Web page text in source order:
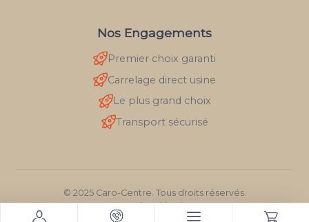
Nos Engagements
Premier choix garanti
Carrelage direct usine
Le plus grand choix
Transport sécurisé
© 2025 Caro-Centre. Tous droits réservés.
Mentions légales